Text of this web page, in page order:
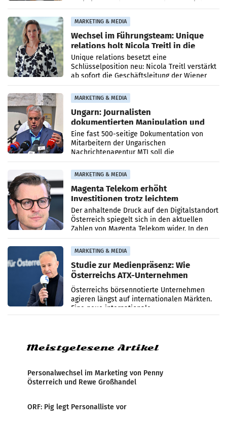
MARKETING & MEDIA
Wechsel im Führungsteam: Unique
relations holt Nicola Treitl in die
Geschäftsleitung
Unique relations besetzt eine
Schlüsselposition neu: Nicola Treitl verstärkt
ab sofort die Geschäftsleitung der Wiener
PR-Agentur an der Seite von Josef Kalina und
Anna Kalina-Mahr.
MARKETING & MEDIA
Ungarn: Journalisten
dokumentierten Manipulation und
Zensur
Eine fast 500-seitige Dokumentation von
Mitarbeitern der Ungarischen
Nachrichtenagentur MTI soll die
systematische Nachrichten-Manipulation und
Zensur bei der Agentur während der Zeit
MARKETING & MEDIA
Magenta Telekom erhöht
Investitionen trotz leichtem
Umsatzrückgang
Der anhaltende Druck auf den Digitalstandort
Österreich spiegelt sich in den aktuellen
Zahlen von Magenta Telekom wider. In den
ersten sechs Monaten des laufenden Jahres
verzeichnete
MARKETING & MEDIA
Studie zur Medienpräsenz: Wie
Österreichs ATX-Unternehmen
international wahrgenommen
werden
Österreichs börsennotierte Unternehmen
agieren längst auf internationalen Märkten.
Eine neue internationale
Medienresonanzanalyse untersucht die
Meistgelesene Artikel
Personalwechsel im Marketing von Penny
Österreich und Rewe Großhandel
ORF: Pig legt Personalliste vor